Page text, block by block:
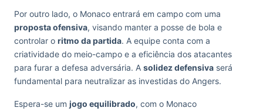
Por outro lado, o Monaco entrará em campo com uma
proposta ofensiva, visando manter a posse de bola e
controlar o ritmo da partida. A equipe conta com a
criatividade do meio-campo e a eficiência dos atacantes
para furar a defesa adversária. A solidez defensiva será
fundamental para neutralizar as investidas do Angers.
Espera-se um jogo equilibrado, com o Monaco